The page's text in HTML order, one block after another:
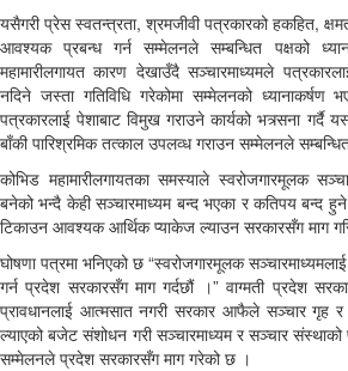
यसैगरी प्रेस स्वतन्त्रता, श्रमजीवी पत्रकारको हकहित,
आवश्यक प्रबन्ध गर्न सम्मेलनले सम्बन्धित पक्षको
महामारीलगायत कारण देखाउँदै सञ्चारमाध्यमले
नदिने जस्ता गतिविधि गरेकोमा सम्मेलनको
पत्रकारलाई पेशाबाट विमुख गराउने कार्यको भत्र्सना गर्दै
बाँकी पारिश्रमिक तत्काल उपलव्ध गराउन सम्मेलनले
कोभिड महामारीलगायतका समस्याले स्वरोजगारमूलक
बनेको भन्दै केही सञ्चारमाध्यम बन्द भएका र कतिपय बन्द
टिकाउन आवश्यक आर्थिक प्याकेज ल्याउन सरकारसँग माग
घोषणा पत्रमा भनिएको छ “स्वरोजगारमूलक
गर्न प्रदेश सरकारसँग माग गर्दछौं ।” वाग्मती प्रदेश
प्रावधानलाई आत्मसात नगरी सरकार आफैले सञ्चार गृह र
ल्याएको बजेट संशोधन गरी सञ्चारमाध्यम र सञ्चार संस्थाको
सम्मेलनले प्रदेश सरकारसँग माग गरेको छ ।